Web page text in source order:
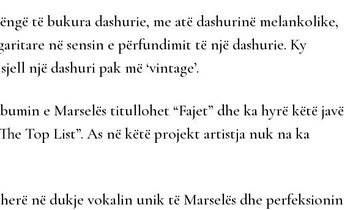
të bukura dashurie, me atë dashurinë melankolike,
në sensin e përfundimit të një dashurie. Ky
një dashuri pak më ‘vintage’.
e Marselës titullohet “Fajet” dhe ka hyrë këtë javë
Top List”. As në këtë projekt artistja nuk na ka
në dukje vokalin unik të Marselës dhe perfeksionin